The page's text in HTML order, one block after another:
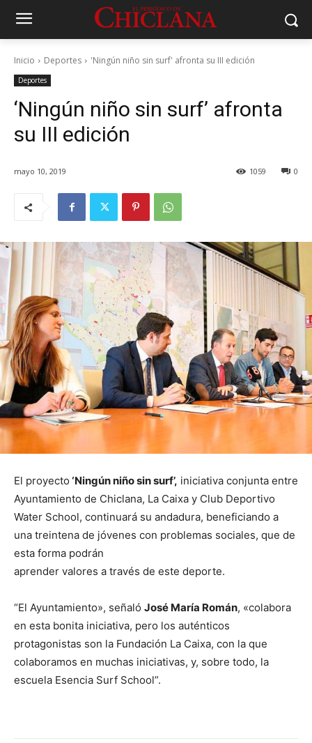
Inicio Deportes 'Ningún niño sin surf' afronta su III edición
Deportes
‘Ningún niño sin surf’ afronta
su III edición
mayo 10, 2019 0
1059
El proyecto ‘Ningún niño sin surf’, iniciativa conjunta entre
Ayuntamiento de Chiclana, La Caixa y Club Deportivo
Water School, continuará su andadura, beneficiando a
una treintena de jóvenes con problemas sociales, que de
esta forma podrán
aprender valores a través de este deporte.
“El Ayuntamiento», señaló José María Román, «colabora
en esta bonita iniciativa, pero los auténticos
protagonistas son la Fundación La Caixa, con la que
colaboramos en muchas iniciativas, y, sobre todo, la
escuela Esencia Surf School”.